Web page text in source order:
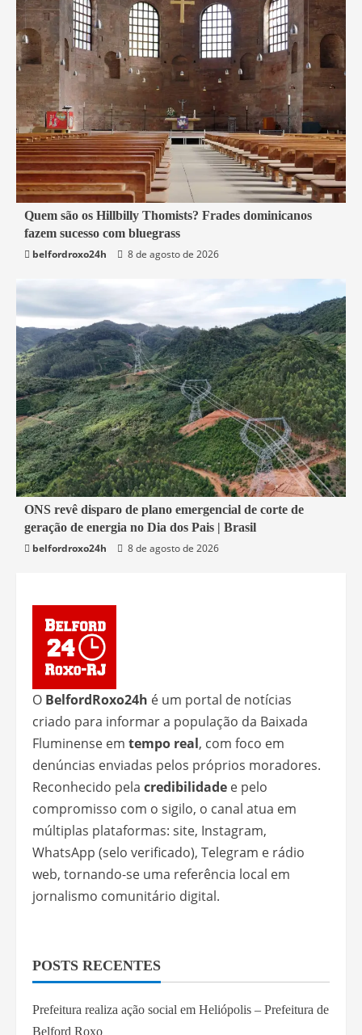
4 min read
Mundo
Quem são os Hillbilly Thomists? Frades dominicanos
fazem sucesso com bluegrass
belfordroxo24h
8 de agosto de 2026
2 min read
Economia
ONS revê disparo de plano emergencial de corte de
geração de energia no Dia dos Pais | Brasil
belfordroxo24h
8 de agosto de 2026
O BelfordRoxo24h é um portal de notícias
criado para informar a população da Baixada
Fluminense em tempo real, com foco em
denúncias enviadas pelos próprios moradores.
Reconhecido pela credibilidade e pelo
compromisso com o sigilo, o canal atua em
múltiplas plataformas: site, Instagram,
WhatsApp (selo verificado), Telegram e rádio
web, tornando-se uma referência local em
jornalismo comunitário digital.
POSTS RECENTES
Prefeitura realiza ação social em Heliópolis – Prefeitura de
Belford Roxo